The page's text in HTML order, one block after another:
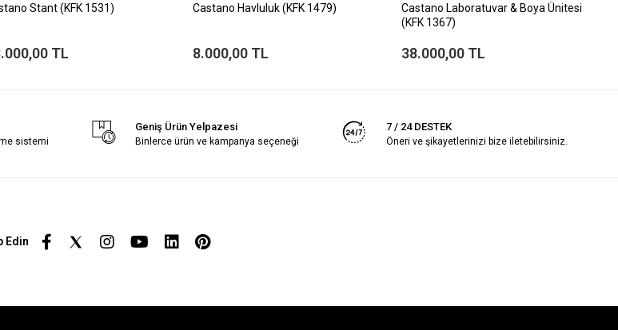
Stant (KFK 1531)
TL
Castano Havluluk (KFK 1479)
8.000,00 TL
Castano Laboratuvar & Boya Ünitesi
(KFK 1367)
38.000,00 TL
sistemi
Geniş Ürün Yelpazesi
Binlerce ürün ve kampanya seçeneği
7 / 24 DESTEK
Öneri ve şikayetlerinizi bize iletebilirsiniz.
Edin